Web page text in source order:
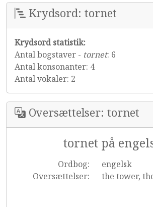
Krydsord: tornet
Krydsord statistik:
Antal bogstaver - tornet: 6
Antal konsonanter: 4
Antal vokaler: 2
Oversættelser: tornet
tornet på
Ordbog:
engelsk
Oversættelser:
the tower,